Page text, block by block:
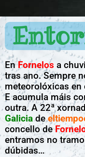
EnFornelos a
tras ano. Sempre
meteorolóxicas en
E acumula máis
outra. A 22ª
Galiciade
concello de
entramos no
dúbidas…